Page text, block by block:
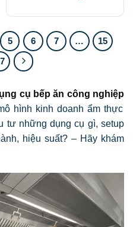
5 6 7 …
15
cụ bếp ăn công nghiệp
hình kinh doanh ẩm thực
tư những dụng cụ gì, setup
hiệu suất? – Hãy khám